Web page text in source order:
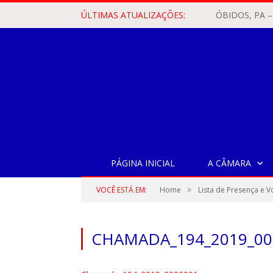
ÚLTIMAS ATUALIZAÇÕES:
PÁGINA INICIAL A CÂMARA
VOCÊ ESTÁ EM: Home » Lista de Presença e